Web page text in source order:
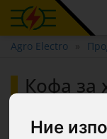
Ние
Agro Electro
Кофа за